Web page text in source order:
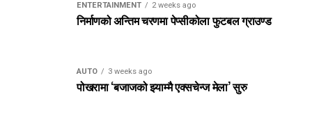
ENTERTAINMENT 2 weeks ago
निर्माणको अन्तिम चरणमा पेप्सीकोला फुटबल ग्राउण्ड
AUTO 3 weeks ago
पोखरामा ‘बजाजको झ्याम्मै एक्सचेन्ज मेला’ सुरु